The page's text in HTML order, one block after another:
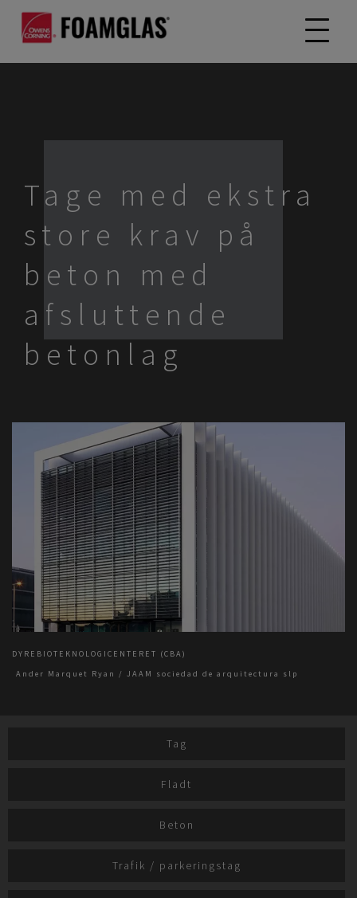
Tage med ekstra
store krav på
beton med
afsluttende
betonlag
DYREBIOTEKNOLOGICENTERET (CBA)
Ander Marquet Ryan / JAAM sociedad de arquitectura slp
Tag
Fladt
Beton
Trafik / parkeringstag